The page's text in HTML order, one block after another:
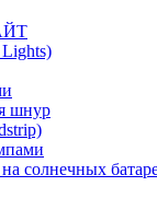
шнур
солнечных